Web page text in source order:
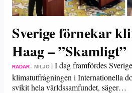
Sverige förnekar
Haag – ”Skamligt”
RADAR– MILJÖ |I dag framfördes
klimatutfrågningen i Internationella
svikit hela världssamfundet, säger…